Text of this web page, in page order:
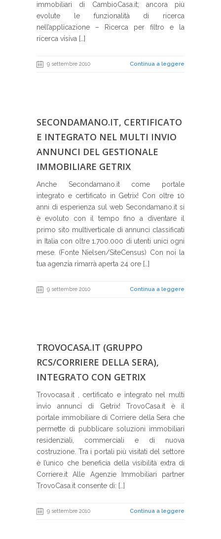
immobiliari di CambioCasa.it; ancora più
evolute le funzionalità di ricerca
nell’applicazione – Ricerca per filtro e la
ricerca visiva […]
9 settembre 2010 Continua a leggere
SECONDAMANO.IT, CERTIFICATO
E INTEGRATO NEL MULTI INVIO
ANNUNCI DEL GESTIONALE
IMMOBILIARE GETRIX
Anche Secondamano.it come portale
integrato e certificato in Getrix! Con oltre 10
anni di esperienza sul web Secondamano.it si
è evoluto con il tempo fino a diventare il
primo sito multiverticale di annunci classificati
in Italia con oltre 1.700.000 di utenti unici ogni
mese. (Fonte Nielsen/SiteCensus) Con noi la
tua agenzia rimarrà aperta 24 ore […]
9 settembre 2010 Continua a leggere
TROVOCASA.IT (GRUPPO
RCS/CORRIERE DELLA SERA),
INTEGRATO CON GETRIX
Trovocasa.it , certificato e integrato nel multi
invio annunci di Getrix! TrovoCasa.it è il
portale immobiliare di Corriere della Sera che
permette di pubblicare soluzioni immobiliari
residenziali, commerciali e di nuova
costruzione. Tra i portali più visitati del settore
è l’unico che beneficia della visibilità extra di
Corriere.it Alle Agenzie Immobiliari partner
TrovoCasa.it consente di: […]
9 settembre 2010 Continua a leggere